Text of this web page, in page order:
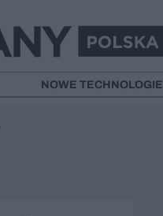
NOWE TECHNOLOGIE